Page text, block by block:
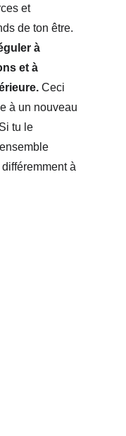
et
de ton être.
à
et à
Ceci
à un nouveau
tu le
à